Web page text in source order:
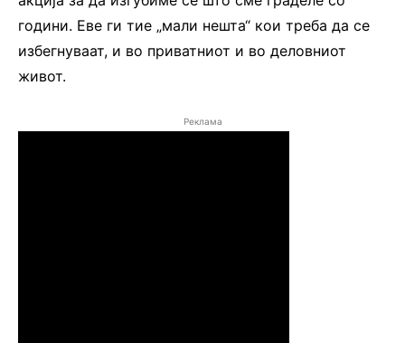
години. Еве ги тие „мали нешта“ кои треба да се
избегнуваат, и во приватниот и во деловниот
живот.
Реклама